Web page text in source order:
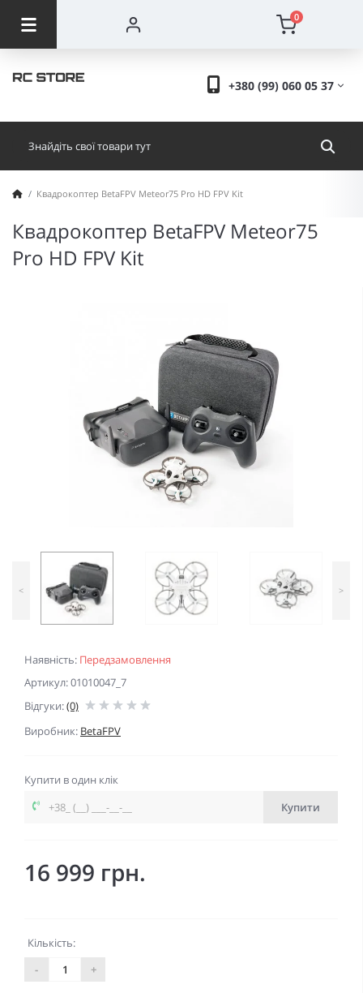
0
+380 (99) 060 05 37
Квадрокоптер BetaFPV Meteor75 Pro HD FPV Kit
Квадрокоптер BetaFPV Meteor75
Pro HD FPV Kit
Наявність: Передзамовлення
Артикул: 01010047_7
Відгуки:(0)
Виробник: BetaFPV
< >
Купити в один клік
Купити
16 999 грн.
Кількість:
-
+